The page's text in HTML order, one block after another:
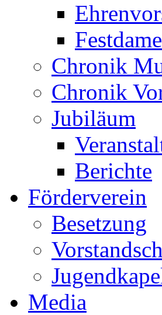
Chronik
Chronik
Jubiläum
Berichte
Förderverein
Besetzung
Media